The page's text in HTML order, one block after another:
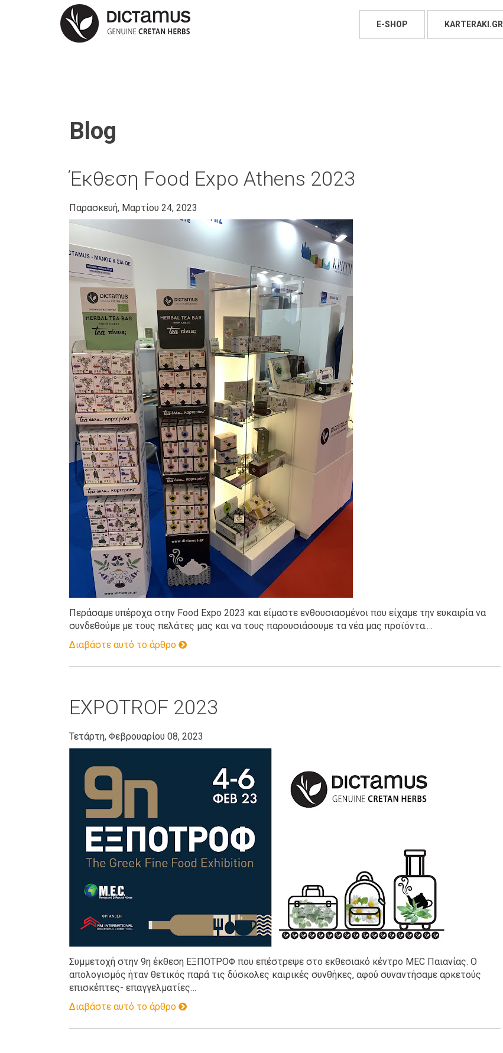
E-SHOP KARTERAKI.GR
Blog
Έκθεση Food Expo Athens 2023
Παρασκευή, Μαρτίου 24, 2023
Περάσαμε υπέροχα στην Food Expo 2023 και είμαστε ενθουσιασμένοι που είχαμε την ευκαιρία να
συνδεθούμε με τους πελάτες μας και να τους παρουσιάσουμε τα νέα μας προϊόντα.…
Διαβάστε αυτό το άρθρο
EXPOTROF 2023
Τετάρτη, Φεβρουαρίου 08, 2023
Συμμετοχή στην 9η έκθεση ΕΞΠΟΤΡΟΦ που επέστρεψε στο εκθεσιακό κέντρο MEC Παιανίας. Ο
απολογισμός ήταν θετικός παρά τις δύσκολες καιρικές συνθήκες, αφού συναντήσαμε αρκετούς
επισκέπτες- επαγγελματίες…
Διαβάστε αυτό το άρθρο